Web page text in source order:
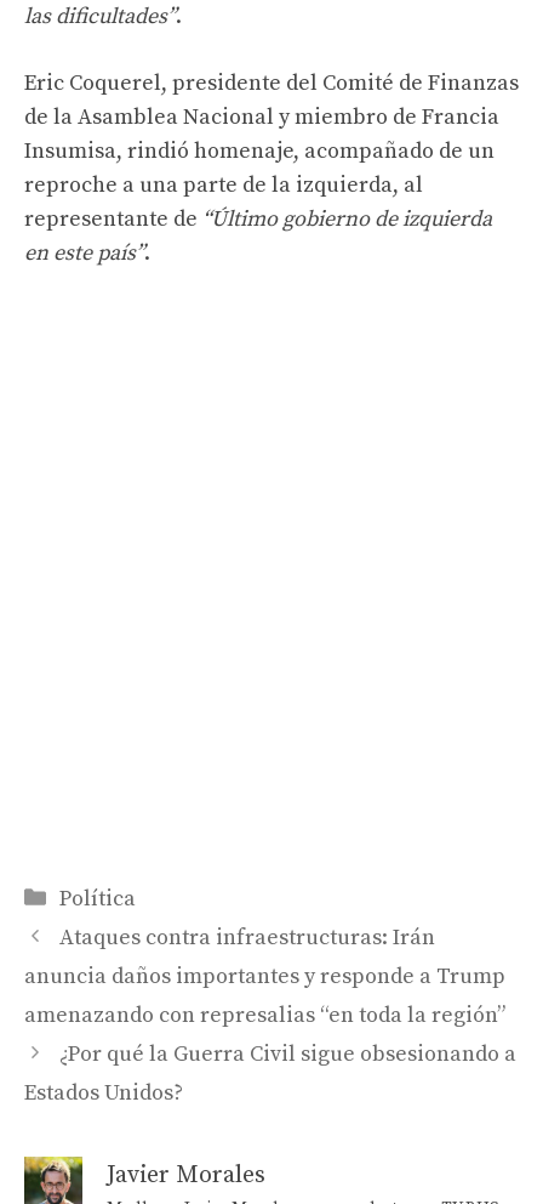
las dificultades”.
Eric Coquerel, presidente del Comité de Finanzas
de la Asamblea Nacional y miembro de Francia
Insumisa, rindió homenaje, acompañado de un
reproche a una parte de la izquierda, al
representante de “Último gobierno de izquierda
en este país”.
Categorías
Política
Ataques contra infraestructuras: Irán
anuncia daños importantes y responde a Trump
amenazando con represalias “en toda la región”
¿Por qué la Guerra Civil sigue obsesionando a
Estados Unidos?
Javier Morales